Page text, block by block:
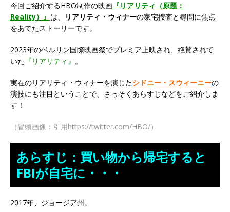
今回ご紹介するHBO制作の映画 『リアリティ（原題：
Reality）』 は、 リアリティ・ウィナーの家宅捜査と尋問に焦点
をあてたストーリーです。
2023年のベルリン国際映画祭でプレミア上映され、絶賛されて
いた 『リアリティ』 。
実在のリアリティ・ウィナーを演じたシドニー・スウィーニーの
演技にも注目ということで、さっそくあらすじなどをご紹介しま
す！
（冒頭画像：引用https://twitter.com/HBO/）
あらすじ：買い物から帰宅すると
FBIが自宅に・・・
2017年、ジョージア州。